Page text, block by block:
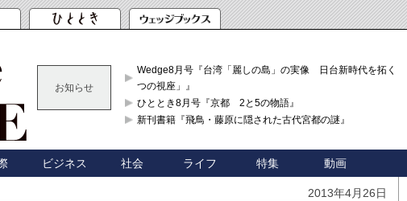
お知らせ
Wedge8月号『台湾「麗しの島」の実像 日台新時代を拓く「3
つの視座」』
ひととき8月号『京都 2と5の物語』
新刊書籍『飛鳥・藤原に隠された古代宮都の謎』
ビジネス 社会 ライフ 特集 動画
2013年4月26日